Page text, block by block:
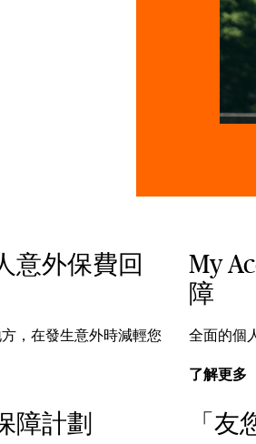
意外保費回
，在發生意外時減輕您
My
障
全面的個
了解更多
障計劃 「友